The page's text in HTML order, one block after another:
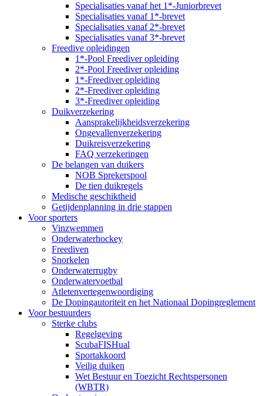
Specialisaties vanaf het 1*-Juniorbrevet
Specialisaties vanaf 1*-brevet
Specialisaties vanaf 2*-brevet
Specialisaties vanaf 3*-brevet
Freedive opleidingen
1*-Pool Freediver opleiding
2*-Pool Freediver opleiding
1*-Freediver opleiding
2*-Freediver opleiding
3*-Freediver opleiding
Duikverzekering
Aansprakelijkheidsverzekering
Ongevallenverzekering
Duikreisverzekering
FAQ verzekeringen
De belangen van duikers
NOB Sprekerspool
De tien duikregels
Medische geschiktheid
Getijdenplanning in drie stappen
Voor sporters
Vinzwemmen
Onderwaterhockey
Freediven
Snorkelen
Onderwaterrugby
Onderwatervoetbal
Atletenvertegenwoordiging
De Dopingautoriteit en het Nationaal Dopingreglement
Voor bestuurders
Sterke clubs
Regelgeving
ScubaFISHual
Sportakkoord
Veilig duiken
Wet Bestuur en Toezicht Rechtspersonen
(WBTR)